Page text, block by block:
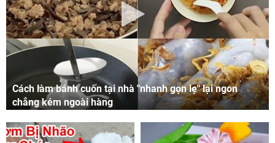
Cách làm bánh cuốn tại nhà "nhanh gọn lẹ" lại ngon
chẳng kém ngoài hàng